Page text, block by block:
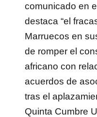
comunicado en
destaca “el
Marruecos en
de romper el
africano con
acuerdos de
tras el
Quinta Cumbre